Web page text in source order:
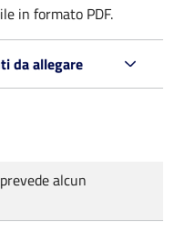
in formato PDF.
da allegare
alcun